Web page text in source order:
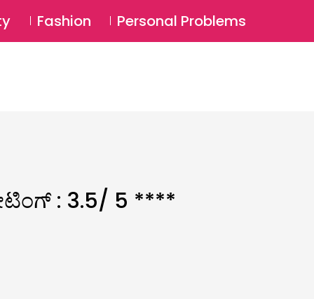
Login ⚲
Fashion Personal Problems
: 3.5/ 5 ****